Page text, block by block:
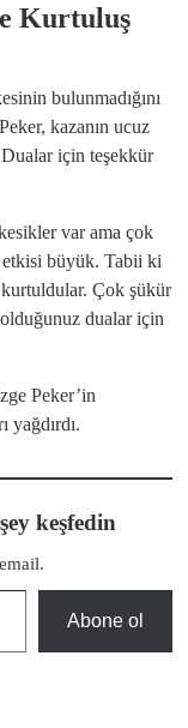
Kurtuluş
bulunmadığını
kazanın ucuz
Dualar için teşekkür
var ama çok
etkisi büyük. Tabii ki
kurtuldular. Çok şükür
dualar için
Peker’in
yağdırdı.
keşfedin
Abone ol